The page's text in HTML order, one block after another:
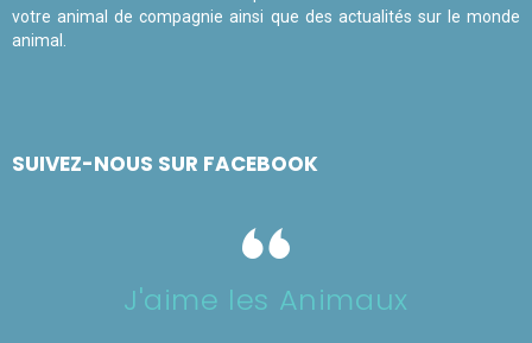
votre animal de compagnie ainsi que des actualités sur le monde
animal.
SUIVEZ-NOUS SUR FACEBOOK
J'aime les Animaux